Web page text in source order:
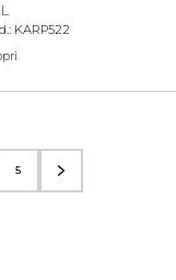
KARP522
5